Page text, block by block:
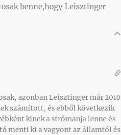
benne,hogy Leisztinger
azonban Leisztinger már 2010
számított, és ebből következik
kinek a strómanja lenne és
menti ki a vagyont az államtól és